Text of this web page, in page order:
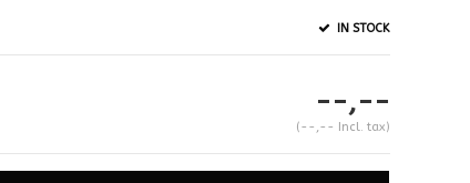
IN STOCK
--,--
(--,-- Incl. tax)